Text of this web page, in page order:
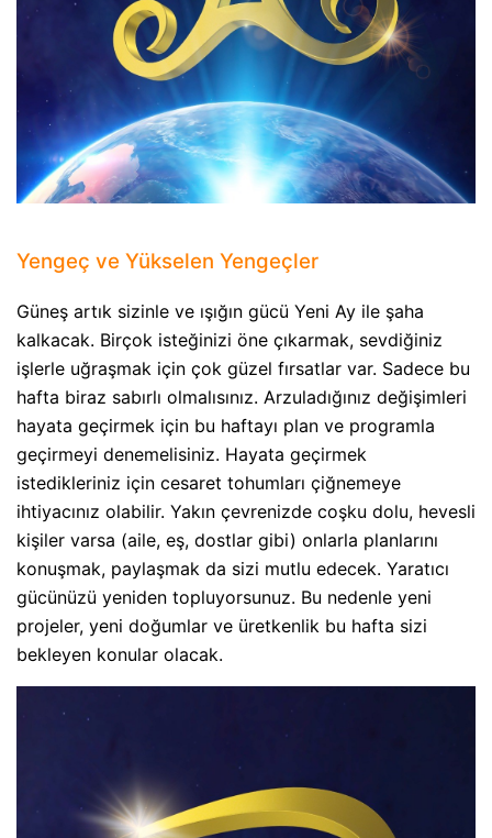
Yengeç ve Yükselen Yengeçler
Güneş artık sizinle ve ışığın gücü Yeni Ay ile şaha
kalkacak. Birçok isteğinizi öne çıkarmak, sevdiğiniz
işlerle uğraşmak için çok güzel fırsatlar var. Sadece bu
hafta biraz sabırlı olmalısınız. Arzuladığınız değişimleri
hayata geçirmek için bu haftayı plan ve programla
geçirmeyi denemelisiniz. Hayata geçirmek
istedikleriniz için cesaret tohumları çiğnemeye
ihtiyacınız olabilir. Yakın çevrenizde coşku dolu, hevesli
kişiler varsa (aile, eş, dostlar gibi) onlarla planlarını
konuşmak, paylaşmak da sizi mutlu edecek. Yaratıcı
gücünüzü yeniden topluyorsunuz. Bu nedenle yeni
projeler, yeni doğumlar ve üretkenlik bu hafta sizi
bekleyen konular olacak.